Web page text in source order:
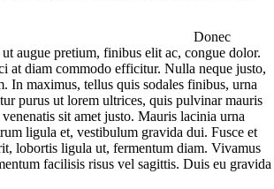
Donec
augue pretium, finibus elit ac, congue dolor.
at diam commodo efficitur. Nulla neque justo,
In maximus, tellus quis sodales finibus, urna
purus ut lorem ultrices, quis pulvinar mauris
sit amet justo. Mauris lacinia urna
ligula et, vestibulum gravida dui. Fusce et
lobortis ligula ut, fermentum diam. Vivamus
facilisis risus vel sagittis. Duis eu gravida